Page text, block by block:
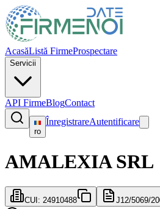
AcasăListă FirmeProspectare
Servicii
API FirmeBlogContact
ro
ÎnregistrareAutentificare
AMALEXIA SRL
CUI: 24910488 J12/5069/